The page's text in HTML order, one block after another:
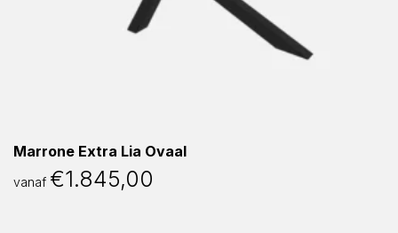
Marrone Extra Lia Ovaal
vanaf €1.845,00